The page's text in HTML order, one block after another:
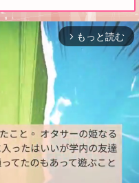
arrow_forward_ios もっと読む